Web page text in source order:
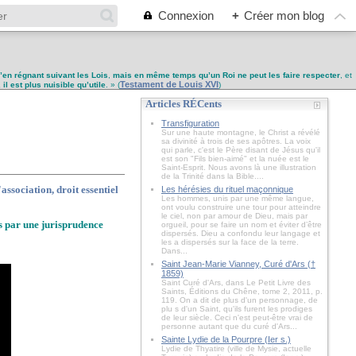
Connexion + Créer mon blog
régnant suivant les Lois mais en même temps qu’un Roi ne peut les faire respecter, et
il est plus nuisible qu’utile . » (Testament de Louis XVI)
droit essentiel
par une jurisprudence
Articles RÉCents
Transfiguration
Sur une haute montagne, le Christ a révélé
sa divinité à trois de ses apôtres. La voix
qui parle, c'est le Père disant de Jésus qu'il
est son "Fils bien-aimé" et la nuée est le
Saint-Esprit. Nous avons là une illustration
de la Trinité dans la Bible....
Les hérésies du rituel maçonnique
Les hommes, unis par une même langue,
ont voulu construire une tour pour atteindre
le ciel, non par amour de Dieu, mais par
orgueil, pour se faire un nom et éviter d’être
dispersés. Dieu a confondu leur langage et
les a dispersés sur la face de la terre.
Dans...
Saint Jean-Marie Vianney, Curé d'Ars (†
1859)
Saint Curé d'Ars, dans Le Petit Livre des
Saints, Éditions du Chêne, tome 2, 2011, p.
119. On a dit de plus d'un personnage, de
plu s d'un Saint, qu'ils furent les prodiges
de leur siècle. Ceci n'est peut-être vrai de
personne autant que du curé d'Ars...
Sainte Lydie de la Pourpre (Ier s.)
Lydie de Thyatire (ville de Mysie, actuelle